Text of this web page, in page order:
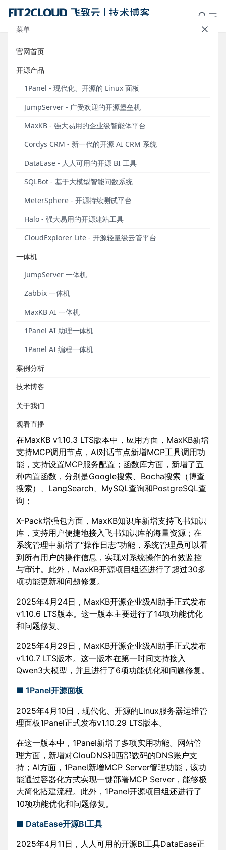
菜单
官网首页
开源产品
1Panel - 现代化、开源的 Linux 面板
JumpServer - 广受欢迎的开源堡垒机
MaxKB - 强大易用的企业级智能体平台
Cordys CRM - 新一代的开源 AI CRM 系统
DataEase - 人人可用的开源 BI 工具
SQLBot - 基于大模型智能问数系统
MeterSphere - 开源持续测试平台
Halo - 强大易用的开源建站工具
CloudExplorer Lite - 开源轻量级云管平台
一体机
JumpServer 一体机
Zabbix 一体机
MaxKB AI 一体机
1Panel AI 助理一体机
1Panel AI 编程一体机
案例分析
技术博客
关于我们
观看直播
飞致云开源社区月度动态报告
（2025年4月）
月度为单位发布《飞致云开源社区月度动态报告》，
旨在向广大社区用户同步飞致云旗下系列开源软件的
营成果等相关信息。
飞致云开源运营数据概览（2025年4月）
2025年4月飞致云开源软件运营数据概览（统计时间
为2025.4.1～2025.4.30）
■ MaxKB开源企业级AI助手
2025年4月7日，MaxKB开源企业级AI助手正式发布
v1.10.3 LTS版本。
在MaxKB v1.10.3 LTS版本中，应用方面，MaxKB新增
支持MCP调用节点，AI对话节点新增MCP工具调用功
能，支持设置MCP服务配置；函数库方面，新增了五
种内置函数，分别是Google搜索、Bocha搜索（博查
搜索）、LangSearch、MySQL查询和PostgreSQL查
询；
X-Pack增强包方面，MaxKB知识库新增支持飞书知识
库，支持用户便捷地接入飞书知识库的海量资源；在
系统管理中新增了“操作日志”功能，系统管理员可以看
到所有用户的操作信息，实现对系统操作的有效监控
与审计。此外，MaxKB开源项目组还进行了超过30多
项功能更新和问题修复。
2025年4月24日，MaxKB开源企业级AI助手正式发布
v1.10.6 LTS版本。这一版本主要进行了14项功能优化
和问题修复。
2025年4月29日，MaxKB开源企业级AI助手正式发布
v1.10.7 LTS版本。这一版本在第一时间支持接入
Qwen3大模型，并且进行了6项功能优化和问题修复。
■ 1Panel开源面板
2025年4月10日，现代化、开源的Linux服务器运维管
理面板1Panel正式发布v1.10.29 LTS版本。
在这一版本中，1Panel新增了多项实用功能。网站管
理方面，新增对ClouDNS和西部数码的DNS账户支
持；AI方面，1Panel新增MCP Server管理功能，该功
能通过容器化方式实现一键部署MCP Server，能够极
大简化搭建流程。此外，1Panel开源项目组还进行了
10项功能优化和问题修复。
■ DataEase开源BI工具
2025年4月11日，人人可用的开源BI工具DataEase正